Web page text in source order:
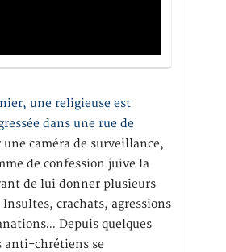
une religieuse est
dans une rue de
une caméra de surveillance,
de confession juive la
de lui donner plusieurs
Insultes, crachats, agressions
Depuis quelques
anti-chrétiens se